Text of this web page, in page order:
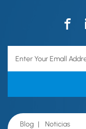
Blog | Noticias